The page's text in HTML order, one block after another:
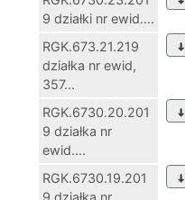
9 działki nr ewid....
RGK.673.21.219
działka nr ewid,
357...
RGK.6730.20.201
9 działka nr
ewid....
RGK.6730.19.201